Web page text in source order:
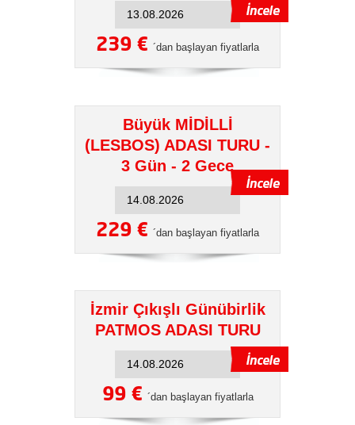
239 € ´dan başlayan fiyatlarla
Büyük MİDİLLİ
(LESBOS) ADASI TURU -
3 Gün - 2 Gece
229 € ´dan başlayan fiyatlarla
İzmir Çıkışlı Günübirlik
PATMOS ADASI TURU
99 € ´dan başlayan fiyatlarla